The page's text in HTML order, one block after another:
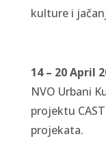
kulture i
14 – 20 April
NVO Urbani
projektu
projekata.